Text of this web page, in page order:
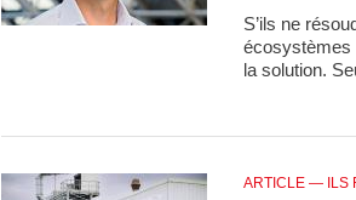
S’ils ne
écosystèmes
la solution.
ARTICLE — ILS